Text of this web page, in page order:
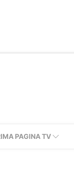
PAGINA TV